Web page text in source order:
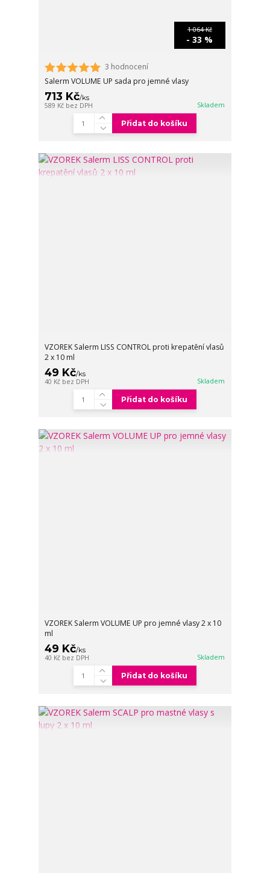
1 064 Kč
- 33 %
3 hodnocení
Salerm VOLUME UP sada pro jemné vlasy
713 Kč/ks
589 Kč bez DPH Skladem
Přidat do košíku
VZOREK Salerm LISS CONTROL proti krepatění vlasů
2 x 10 ml
49 Kč/ks
40 Kč bez DPH Skladem
Přidat do košíku
VZOREK Salerm VOLUME UP pro jemné vlasy 2 x 10
ml
49 Kč/ks
40 Kč bez DPH Skladem
Přidat do košíku